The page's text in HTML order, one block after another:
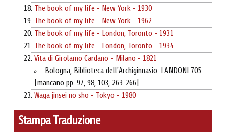
The book of my life - New York - 1930
The book of my life - New York - 1962
The book of my life - London, Toronto - 1931
The book of my life - London, Toronto - 1934
Vita di Girolamo Cardano - Milano - 1821
Bologna, Biblioteca dell'Archiginnasio: LANDONI 705
[mancano pp. 97, 98, 103, 263-266]
Waga jinsei no sho - Tokyo - 1980
Stampa Traduzione